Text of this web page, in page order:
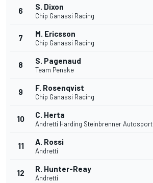
6 S. Dixon
Chip Ganassi Racing
7 M. Ericsson
Chip Ganassi Racing
8 S. Pagenaud
Team Penske
9 F. Rosenqvist
Chip Ganassi Racing
10 C. Herta
Andretti Harding Steinbrenner Autosport
11 A. Rossi
Andretti
12 R. Hunter-Reay
Andretti